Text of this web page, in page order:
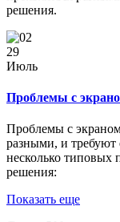
решения.
29
Июль
Проблемы с
Проблемы с
разными, и требуют
несколько
решения:
Показать еще